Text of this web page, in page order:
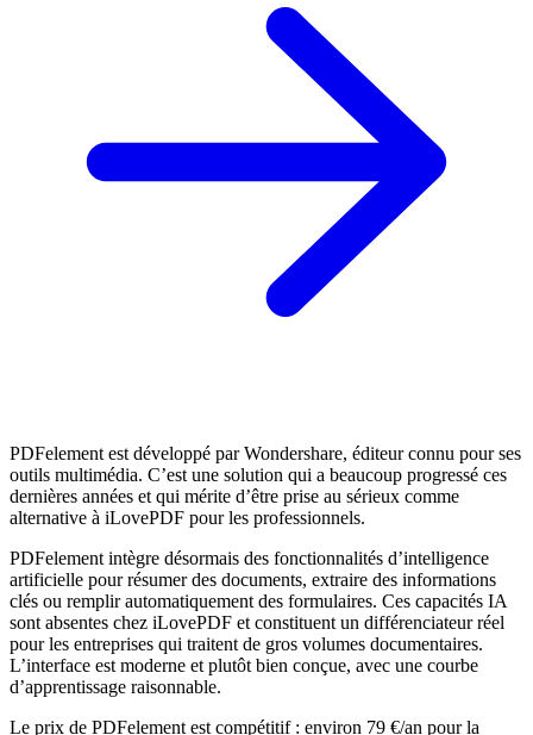
PDFelement est développé par Wondershare, éditeur connu pour ses
outils multimédia. C’est une solution qui a beaucoup progressé ces
dernières années et qui mérite d’être prise au sérieux comme
alternative à iLovePDF pour les professionnels.
PDFelement intègre désormais des fonctionnalités d’intelligence
artificielle pour résumer des documents, extraire des informations
clés ou remplir automatiquement des formulaires. Ces capacités IA
sont absentes chez iLovePDF et constituent un différenciateur réel
pour les entreprises qui traitent de gros volumes documentaires.
L’interface est moderne et plutôt bien conçue, avec une courbe
d’apprentissage raisonnable.
Le prix de PDFelement est compétitif : environ 79 €/an pour la